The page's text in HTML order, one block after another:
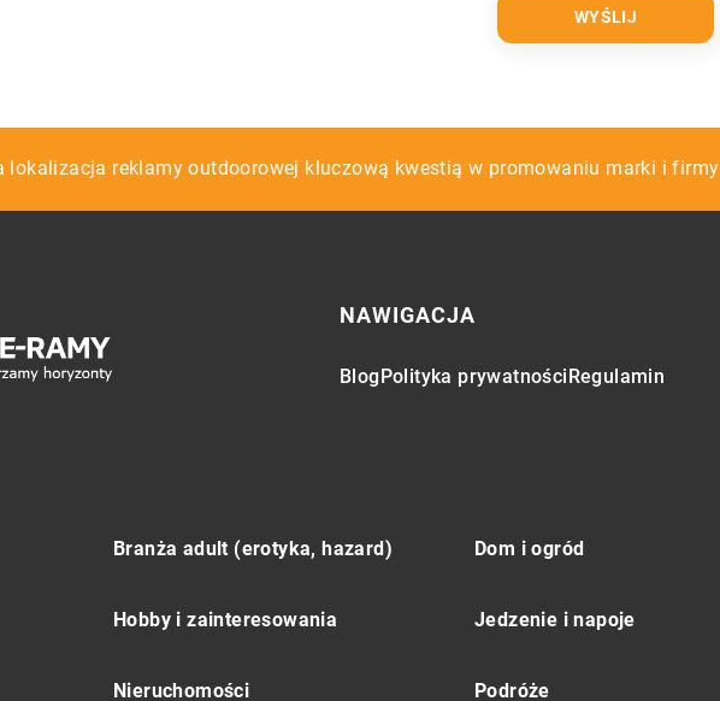
klimatyzację?
lokalizacja reklamy outdoorowej kluczową kwestią w promowaniu marki i firmy
do fabryki
NAWIGACJA
BlogPolityka prywatnościRegulamin
Branża adult (erotyka, hazard) Dom i ogród
Hobby i zainteresowania Jedzenie i napoje
Nieruchomości Podróże